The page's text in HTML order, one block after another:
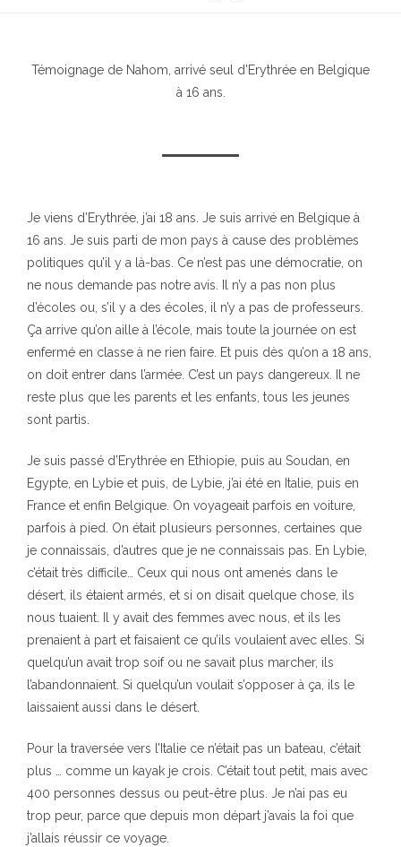
Témoignage de Nahom, arrivé seul d’Erythrée en Belgique
à 16 ans.
Je viens d’Erythrée, j’ai 18 ans. Je suis arrivé en Belgique à
16 ans. Je suis parti de mon pays à cause des problèmes
politiques qu’il y a là-bas. Ce n’est pas une démocratie, on
ne nous demande pas notre avis. Il n’y a pas non plus
d’écoles ou, s’il y a des écoles, il n’y a pas de professeurs.
Ça arrive qu’on aille à l’école, mais toute la journée on est
enfermé en classe à ne rien faire. Et puis dès qu’on a 18 ans,
on doit entrer dans l’armée. C’est un pays dangereux. Il ne
reste plus que les parents et les enfants, tous les jeunes
sont partis.
Je suis passé d’Erythrée en Ethiopie, puis au Soudan, en
Egypte, en Lybie et puis, de Lybie, j’ai été en Italie, puis en
France et enfin Belgique. On voyageait parfois en voiture,
parfois à pied. On était plusieurs personnes, certaines que
je connaissais, d’autres que je ne connaissais pas. En Lybie,
c’était très difficile… Ceux qui nous ont amenés dans le
désert, ils étaient armés, et si on disait quelque chose, ils
nous tuaient. Il y avait des femmes avec nous, et ils les
prenaient à part et faisaient ce qu’ils voulaient avec elles. Si
quelqu’un avait trop soif ou ne savait plus marcher, ils
l’abandonnaient. Si quelqu’un voulait s’opposer à ça, ils le
laissaient aussi dans le désert.
Pour la traversée vers l’Italie ce n’était pas un bateau, c’était
plus … comme un kayak je crois. C’était tout petit, mais avec
400 personnes dessus ou peut-être plus. Je n’ai pas eu
trop peur, parce que depuis mon départ j’avais la foi que
j’allais réussir ce voyage.